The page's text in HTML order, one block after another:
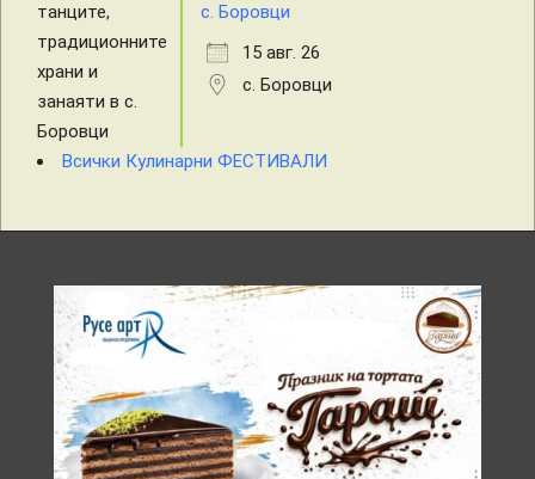
с. Боровци
15 авг. 26
с. Боровци
Всички Кулинарни ФЕСТИВАЛИ